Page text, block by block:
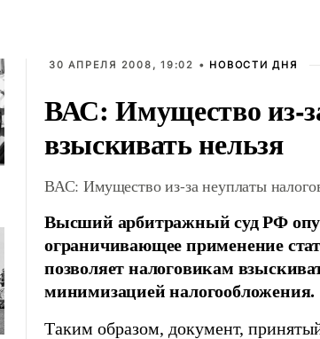
30 АПРЕЛЯ 2008, 19:02 • НОВОСТИ ДНЯ
ВАС: Имущество из-
взыскивать нельзя
ВАС: Имущество из-за неуплаты
Высший арбитражный суд РФ
ограничивающее применение
позволяет налоговикам
минимизацией налогообложения.
Таким образом, документ,